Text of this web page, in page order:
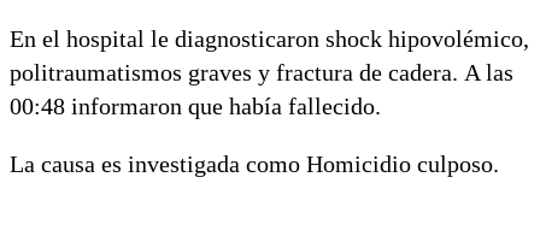
En el hospital le diagnosticaron shock hipovolémico,
politraumatismos graves y fractura de cadera. A las
00:48 informaron que había fallecido.
La causa es investigada como Homicidio culposo.